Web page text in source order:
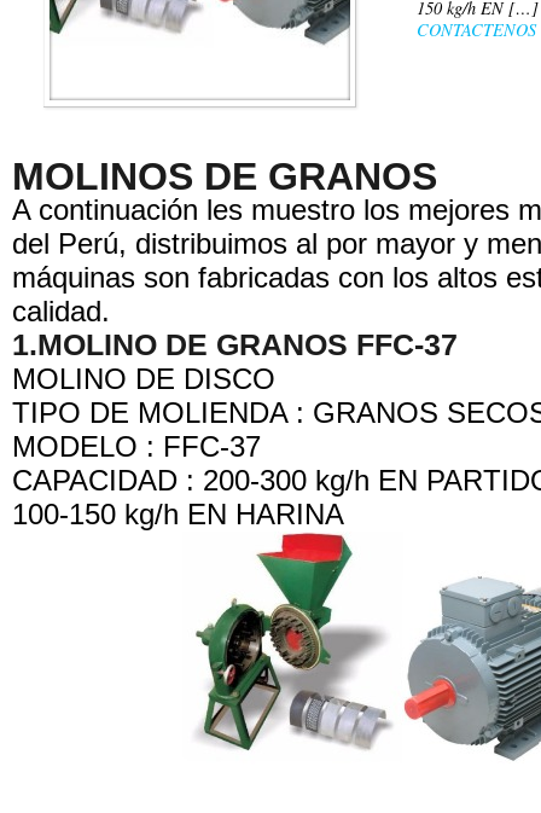
150 kg/h EN […]
CONTACTENOS
MOLINOS DE GRANOS
A continuación les muestro los mejores
del Perú, distribuimos al por mayor y
máquinas son fabricadas con los altos
calidad.
1.MOLINO DE GRANOS FFC-37
MOLINO DE DISCO
TIPO DE MOLIENDA : GRANOS
MODELO : FFC-37
CAPACIDAD : 200-300 kg/h EN
100-150 kg/h EN HARINA